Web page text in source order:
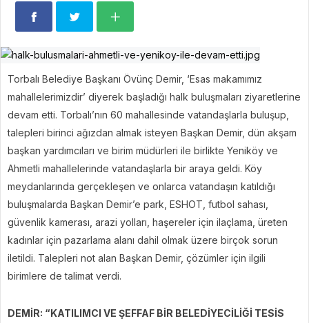
Torbalı Belediye Başkanı Övünç Demir, ‘Esas makamımız
mahallelerimizdir’ diyerek başladığı halk buluşmaları ziyaretlerine
devam etti. Torbalı’nın 60 mahallesinde vatandaşlarla buluşup,
talepleri birinci ağızdan almak isteyen Başkan Demir, dün akşam
başkan yardımcıları ve birim müdürleri ile birlikte Yeniköy ve
Ahmetli mahallelerinde vatandaşlarla bir araya geldi. Köy
meydanlarında gerçekleşen ve onlarca vatandaşın katıldığı
buluşmalarda Başkan Demir’e park, ESHOT, futbol sahası,
güvenlik kamerası, arazi yolları, haşereler için ilaçlama, üreten
kadınlar için pazarlama alanı dahil olmak üzere birçok sorun
iletildi. Talepleri not alan Başkan Demir, çözümler için ilgili
birimlere de talimat verdi.
DEMİR: “KATILIMCI VE ŞEFFAF BİR BELEDİYECİLİĞİ TESİS